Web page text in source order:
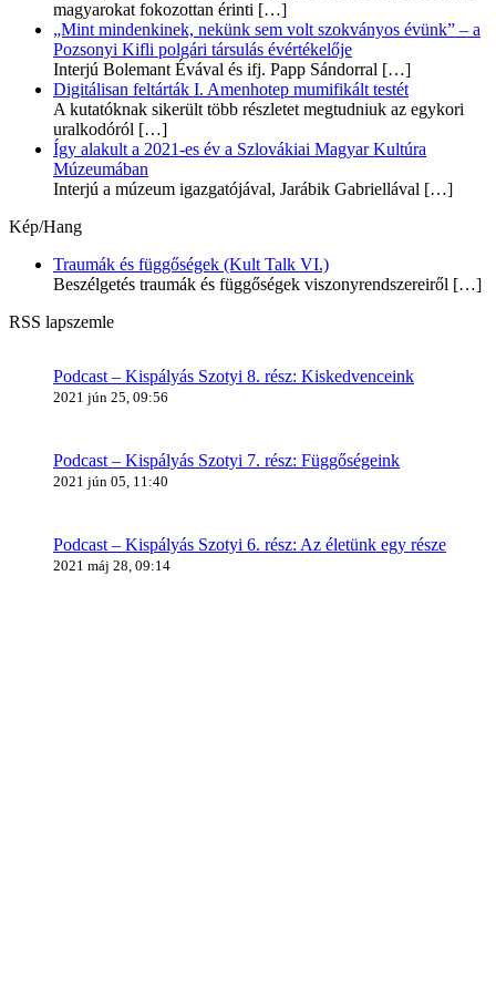
magyarokat fokozottan érinti […]
„Mint mindenkinek, nekünk sem volt szokványos évünk” – a
Pozsonyi Kifli polgári társulás évértékelője
Interjú Bolemant Évával és ifj. Papp Sándorral […]
Digitálisan feltárták I. Amenhotep mumifikált testét
A kutatóknak sikerült több részletet megtudniuk az egykori
uralkodóról […]
Így alakult a 2021-es év a Szlovákiai Magyar Kultúra
Múzeumában
Interjú a múzeum igazgatójával, Jarábik Gabriellával […]
Kép/Hang
Traumák és függőségek (Kult Talk VI.)
Beszélgetés traumák és függőségek viszonyrendszereiről […]
RSS lapszemle
Podcast – Kispályás Szotyi 8. rész: Kiskedvenceink
2021 jún 25, 09:56
Podcast – Kispályás Szotyi 7. rész: Függőségeink
2021 jún 05, 11:40
Podcast – Kispályás Szotyi 6. rész: Az életünk egy része
2021 máj 28, 09:14